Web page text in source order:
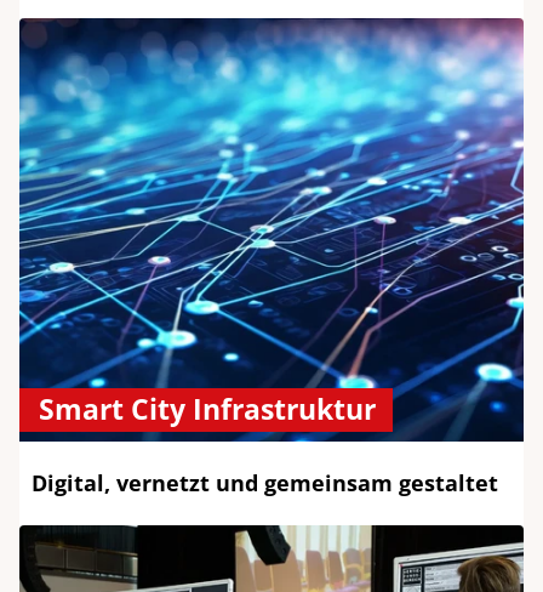
Smart City Infrastruktur
Digital, vernetzt und gemeinsam gestaltet